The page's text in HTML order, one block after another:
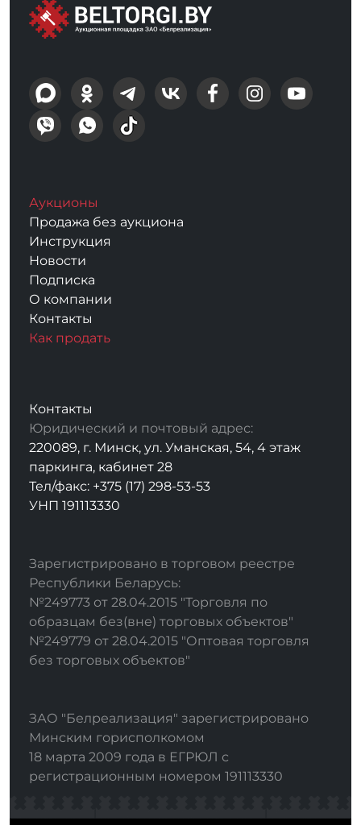
Аукционы
Продажа без аукциона
Инструкция
Новости
Подписка
О компании
Контакты
Как продать
Контакты
Юридический и почтовый адрес:
220089, г. Минск, ул. Уманская, 54, 4 этаж
паркинга, кабинет 28
Тел/факс: +375 (17) 298-53-53
УНП 191113330
Зарегистрировано в торговом реестре
Республики Беларусь:
№249773 от 28.04.2015 "Торговля по
образцам без(вне) торговых объектов"
№249779 от 28.04.2015 "Оптовая торговля
без торговых объектов"
ЗАО "Белреализация" зарегистрировано
Минским горисполкомом
18 марта 2009 года в ЕГРЮЛ с
регистрационным номером 191113330